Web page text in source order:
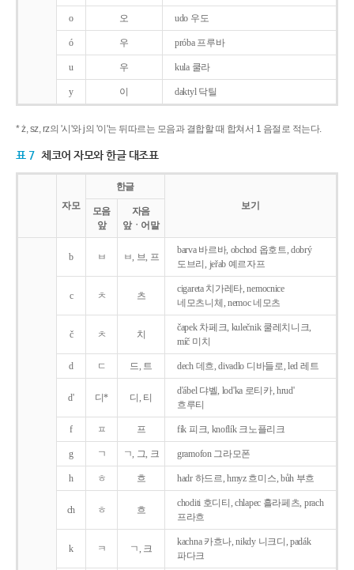
o 오 udo 우도
ó 우 próba 프루바
u 우 kula 쿨라
y 이 daktyl 닥틸
* ż, sz, rz의 '시'와 j의 '이'는 뒤따르는 모음과 결합할 때 합쳐서 1 음절로 적는다.
표 7 체코어 자모와 한글 대조표
자모
한글
보기
모음
앞
자음
앞ㆍ어말
b ㅂ ㅂ, 브, 프
barva 바르바, obchod 옵호트, dobrý
도브리, jeřab 예르자프
c ㅊ 츠
cigareta 치가레타, nemocnice
네모츠니체, nemoc 네모츠
č ㅊ 치
čapek 차페크, kulečnik 쿨레치니크,
míč 미치
d ㄷ 드, 트 dech 데흐, divadlo 디바들로, led 레트
d' 디* 디, 티
d'ábel 댜벨, lod'ka 로티카, hrud'
흐루티
f ㅍ 프 fík 피크, knoflík 크노플리크
g ㄱ ㄱ, 그, 크 gramofon 그라모폰
h ㅎ 흐 hadr 하드르, hmyz 흐미스, bůh 부흐
ch ㅎ 흐
choditi 호디티, chlapec 흘라페츠, prach
프라흐
k ㅋ ㄱ, 크
kachna 카흐나, nikdy 니크디, padák
파다크